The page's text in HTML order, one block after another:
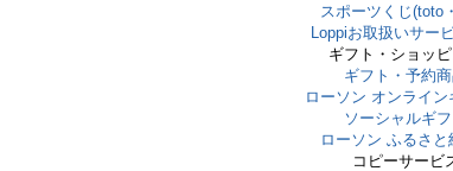
スポーツくじ(toto
Loppiお取扱いサー
ギフト・ショッ
ギフト・予約
ローソン オンライン
ソーシャルギフ
ローソン ふるさと
コピーサービ